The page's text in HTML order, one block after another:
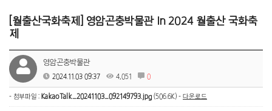
[월출산국화축제] 영암곤충박물관 In 2024 월출산 국화축
제
영암곤충박물관
2024.11.03 09:37 4,051 0
- 첨부파일 : KakaoTalk_20241103_092149793.jpg (506.6K) - 다운로드